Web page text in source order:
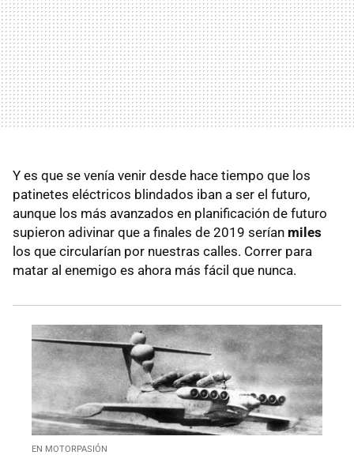
Y es que se venía venir desde hace tiempo que los
patinetes eléctricos blindados iban a ser el futuro,
aunque los más avanzados en planificación de futuro
supieron adivinar que a finales de 2019 serían miles
los que circularían por nuestras calles. Correr para
matar al enemigo es ahora más fácil que nunca.
EN MOTORPASIÓN